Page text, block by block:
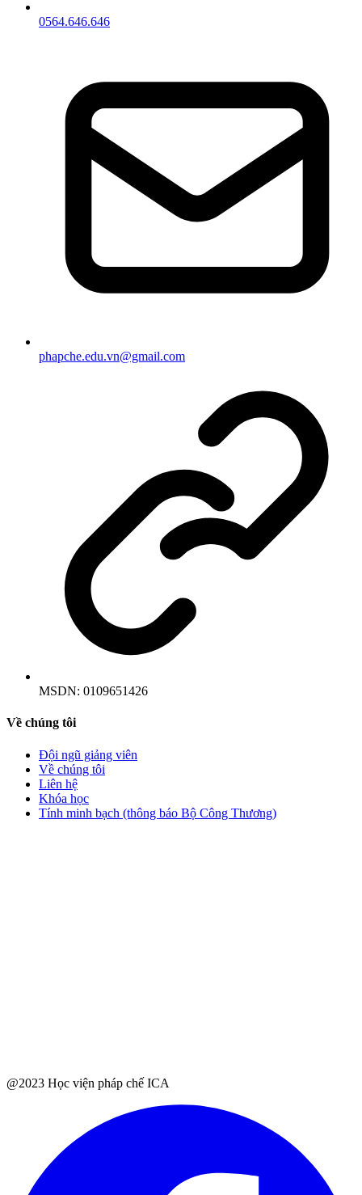
0564.646.646
phapche.edu.vn@gmail.com
MSDN: 0109651426
Về chúng tôi
Đội ngũ giảng viên
Về chúng tôi
Liên hệ
Khóa học
Tính minh bạch (thông báo Bộ Công Thương)
@2023 Học viện pháp chế ICA